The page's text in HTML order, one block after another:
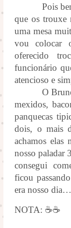
Pois
que os trouxe
uma mesa
vou colocar
oferecido
funcionário
atencioso e
O
mexidos,
panquecas
dois, o mais
achamos elas
nosso paladar
consegui
ficou
era nosso dia…
NOTA: ☕☕